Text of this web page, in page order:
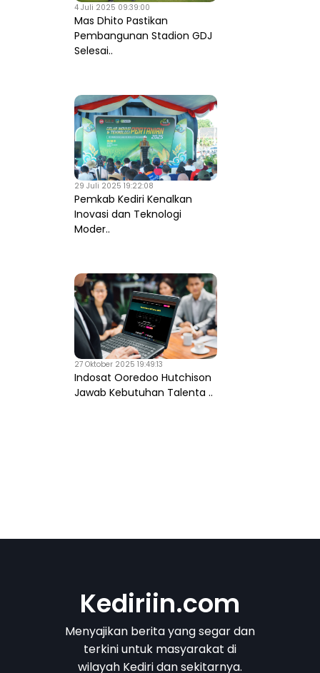
4 Juli 2025 09:39:00
Mas Dhito Pastikan
Pembangunan Stadion GDJ
Selesai..
29 Juli 2025 19:22:08
Pemkab Kediri Kenalkan
Inovasi dan Teknologi
Moder..
27 Oktober 2025 19:49:13
Indosat Ooredoo Hutchison
Jawab Kebutuhan Talenta ..
Kediriin.com
Menyajikan berita yang segar dan
terkini untuk masyarakat di
wilayah Kediri dan sekitarnya.